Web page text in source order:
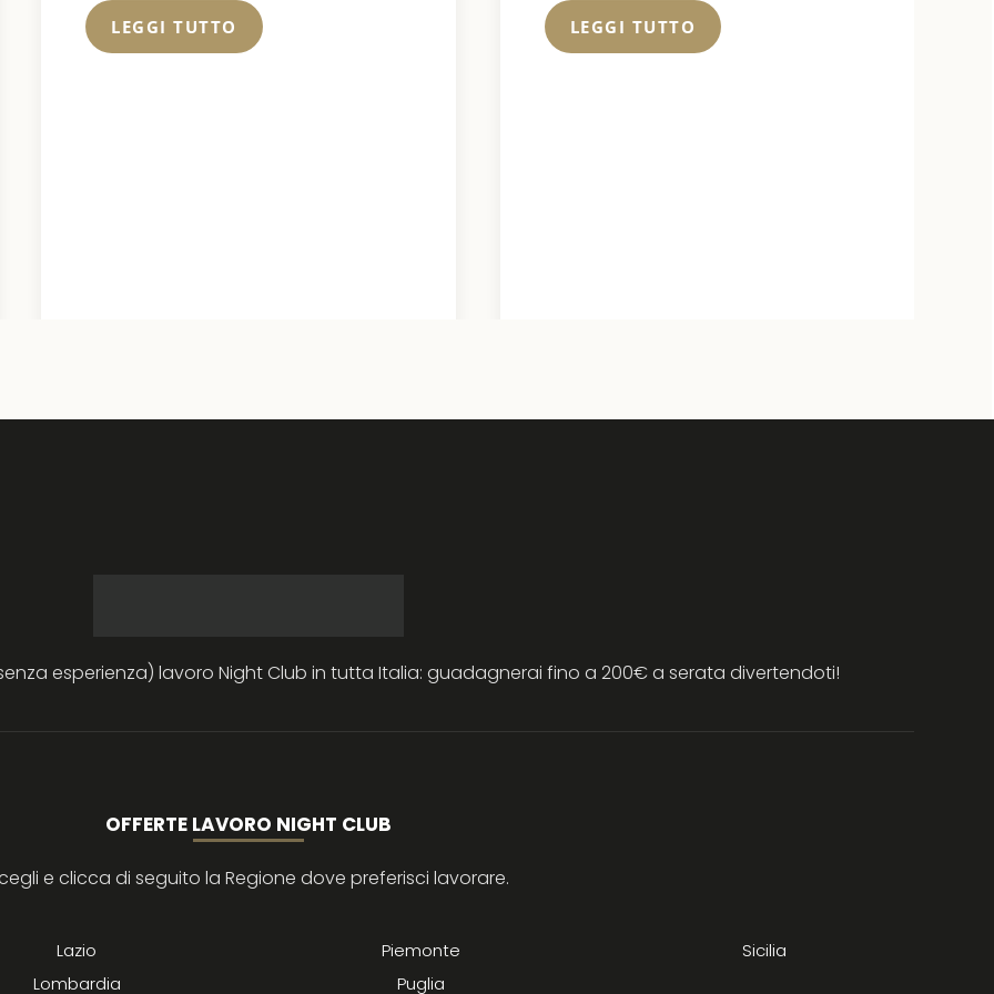
LEGGI TUTTO
esperienza) lavoro Night Club in tutta Italia: guadagnerai fino a 200€ a serata divertendoti!
OFFERTE LAVORO NIGHT CLUB
e clicca di seguito la Regione dove preferisci lavorare.
Lazio
Lombardia
Piemonte
Puglia
Sicilia